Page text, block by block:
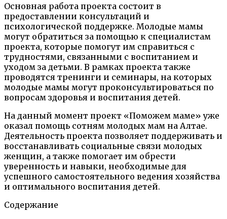
Основная работа проекта состоит в
предоставлении консультаций и
психологической поддержке. Молодые мамы
могут обратиться за помощью к специалистам
проекта, которые помогут им справиться с
трудностями, связанными с воспитанием и
уходом за детьми. В рамках проекта также
проводятся тренинги и семинары, на которых
молодые мамы могут проконсультироваться по
вопросам здоровья и воспитания детей.
На данный момент проект «Поможем маме» уже
оказал помощь сотням молодых мам на Алтае.
Деятельность проекта позволяет поддерживать и
восстанавливать социальные связи молодых
женщин, а также помогает им обрести
уверенность и навыки, необходимые для
успешного самостоятельного ведения хозяйства
и оптимального воспитания детей.
Содержание